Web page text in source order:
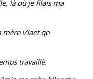
là où je filais ma
mère v’laet qe
travaillë.